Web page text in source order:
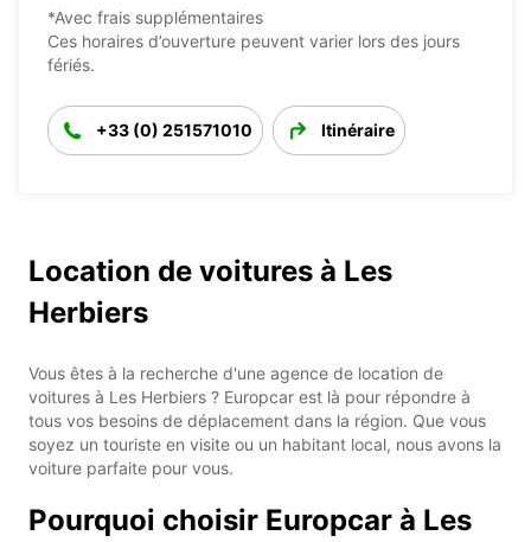
*Avec frais supplémentaires
Ces horaires d’ouverture peuvent varier lors des jours
fériés.
+33 (0) 251571010 Itinéraire
Location de voitures à Les
Herbiers
Vous êtes à la recherche d'une agence de location de
voitures à Les Herbiers ? Europcar est là pour répondre à
tous vos besoins de déplacement dans la région. Que vous
soyez un touriste en visite ou un habitant local, nous avons la
voiture parfaite pour vous.
Pourquoi choisir Europcar à Les